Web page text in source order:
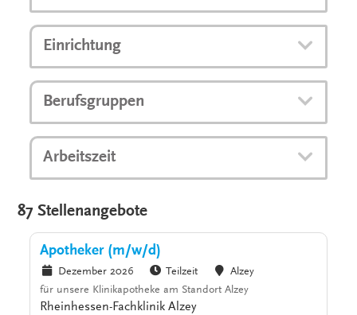
Einrichtung
Berufsgruppen
Arbeitszeit
87 Stellenangebote
Apotheker (m/w/d)
Dezember 2026 Teilzeit
Alzey
für unsere Klinikapotheke am Standort Alzey
Rheinhessen-Fachklinik Alzey